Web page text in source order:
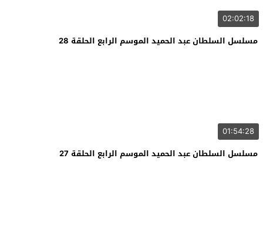
02:02:18
مسلسل السلطان عبد الحميد الموسم الرابع الحلقة 28
01:54:28
مسلسل السلطان عبد الحميد الموسم الرابع الحلقة 27